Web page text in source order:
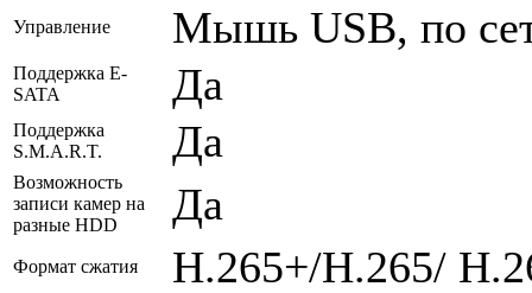
Управление Мышь USB, по
Поддержка E-
SATA
Да
Поддержка
S.M.A.R.T.
Да
Возможность
записи камер на
разные HDD
Да
Формат сжатия H.265+/H.265/